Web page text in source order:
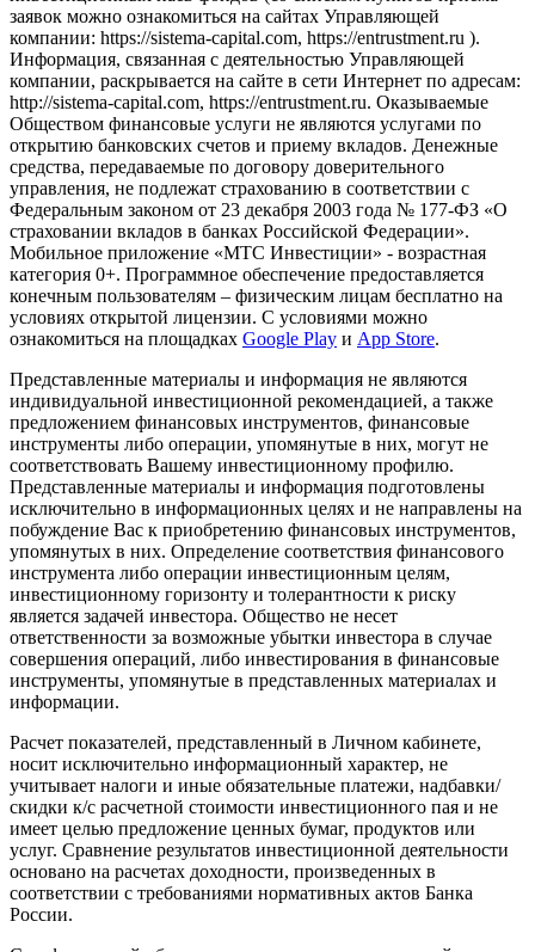
заявок можно ознакомиться на сайтах Управляющей
компании: https://sistema-capital.com, https://entrustment.ru ).
Информация, связанная с деятельностью Управляющей
компании, раскрывается на сайте в сети Интернет по адресам:
http://sistema-capital.com, https://entrustment.ru. Оказываемые
Обществом финансовые услуги не являются услугами по
открытию банковских счетов и приему вкладов. Денежные
средства, передаваемые по договору доверительного
управления, не подлежат страхованию в соответствии с
Федеральным законом от 23 декабря 2003 года № 177-ФЗ «О
страховании вкладов в банках Российской Федерации».
Мобильное приложение «МТС Инвестиции» - возрастная
категория 0+. Программное обеспечение предоставляется
конечным пользователям – физическим лицам бесплатно на
условиях открытой лицензии. С условиями можно
ознакомиться на площадках Google Play и App Store.
Представленные материалы и информация не являются
индивидуальной инвестиционной рекомендацией, а также
предложением финансовых инструментов, финансовые
инструменты либо операции, упомянутые в них, могут не
соответствовать Вашему инвестиционному профилю.
Представленные материалы и информация подготовлены
исключительно в информационных целях и не направлены на
побуждение Вас к приобретению финансовых инструментов,
упомянутых в них. Определение соответствия финансового
инструмента либо операции инвестиционным целям,
инвестиционному горизонту и толерантности к риску
является задачей инвестора. Общество не несет
ответственности за возможные убытки инвестора в случае
совершения операций, либо инвестирования в финансовые
инструменты, упомянутые в представленных материалах и
информации.
Расчет показателей, представленный в Личном кабинете,
носит исключительно информационный характер, не
учитывает налоги и иные обязательные платежи, надбавки/
скидки к/с расчетной стоимости инвестиционного пая и не
имеет целью предложение ценных бумаг, продуктов или
услуг. Сравнение результатов инвестиционной деятельности
основано на расчетах доходности, произведенных в
соответствии с требованиями нормативных актов Банка
России.